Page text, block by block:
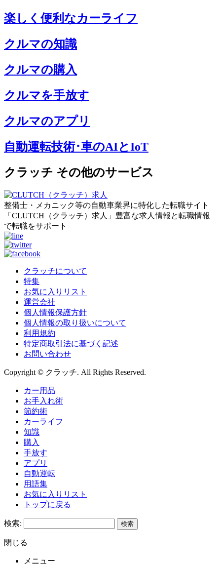
楽しく便利なカーライフ
クルマの知識
クルマの購入
クルマを手放す
クルマのアプリ
自動運転技術･車のAIとIoT
クラッチ その他のサービス
整備士・メカニック等の自動車業界に特化した転職サイト
「CLUTCH（クラッチ）求人」豊富な求人情報と転職情報
で転職をサポート
クラッチについて
特集
お気に入りリスト
運営会社
個人情報保護方針
個人情報の取り扱いについて
利用規約
特定商取引法に基づく記述
お問い合わせ
Copyright © クラッチ. All Rights Reserved.
カー用品
お手入れ術
節約術
カーライフ
知識
購入
手放す
アプリ
自動運転
用語集
お気に入りリスト
トップに戻る
検索:
閉じる
メニュー